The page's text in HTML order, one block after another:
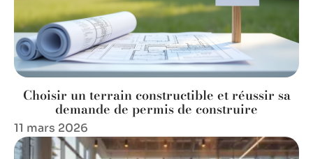
Choisir un terrain constructible et réussir sa
demande de permis de construire
11 mars 2026